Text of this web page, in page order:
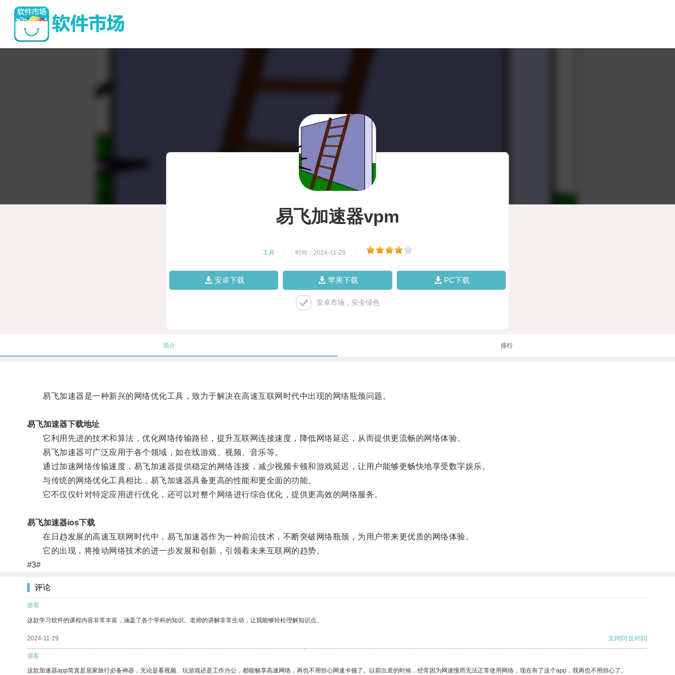
易飞加速器vpm
工具 时间：2024-11-29
安卓下载 苹果下载 PC下载
安卓市场，安全绿色
简介 排行
易飞加速器是一种新兴的网络优化工具，致力于解决在高速互联网时代中出现的网络瓶颈问题。
易飞加速器下载地址
它利用先进的技术和算法，优化网络传输路径，提升互联网连接速度，降低网络延迟，从而提供更流畅的网络体验。
易飞加速器可广泛应用于各个领域，如在线游戏、视频、音乐等。
通过加速网络传输速度，易飞加速器提供稳定的网络连接，减少视频卡顿和游戏延迟，让用户能够更畅快地享受数字娱乐。
与传统的网络优化工具相比，易飞加速器具备更高的性能和更全面的功能。
它不仅仅针对特定应用进行优化，还可以对整个网络进行综合优化，提供更高效的网络服务。
易飞加速器ios下载
在日趋发展的高速互联网时代中，易飞加速器作为一种前沿技术，不断突破网络瓶颈，为用户带来更优质的网络体验。
它的出现，将推动网络技术的进一步发展和创新，引领着未来互联网的趋势。
#3#
评论
游客
这款学习软件的课程内容非常丰富，涵盖了各个学科的知识。老师的讲解非常生动，让我能够轻松理解知识点。
2024-11-29 支持[0] 反对[0]
游客
这款加速器app简直是居家旅行必备神器，无论是看视频、玩游戏还是工作办公，都能畅享高速网络，再也不用担心网速卡顿了。以前出差的时候，经常因为网速慢而无法正常使用网络，现在有了这个app，我再也不用担心了。